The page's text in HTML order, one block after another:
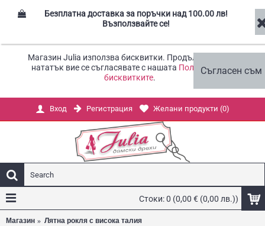
Безплатна доставка за поръчки над 100.00 лв!
Възползвайте се!
Магазин Julia използва бисквитки. Продължавайки
нататък вие се съгласявате с нашата Политика за
бисквитките.
Съгласен съм
Вход Регистрация Желани продукти (0)
Стоки: 0 (0,00 € (0,00 лв.))
Магазин Лятна рокля с висока талия